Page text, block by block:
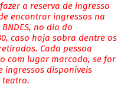
a reserva de ingresso
encontrar ingressos na
no dia do
caso haja sobra dentre os
Cada pessoa
com lugar marcado, se for
ingressos disponíveis
teatro.